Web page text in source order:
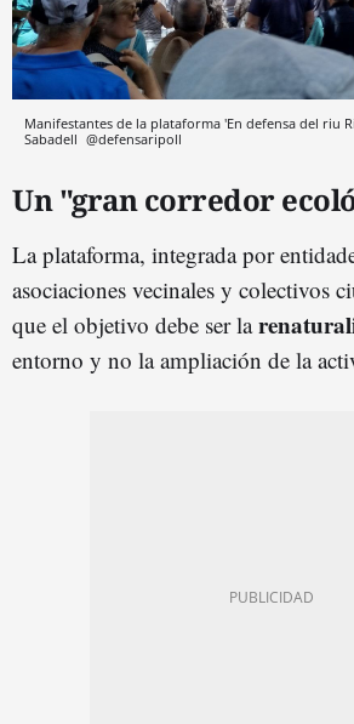
Manifestantes de la plataforma 'En defensa del riu
Sabadell @defensaripoll
Un "gran corredor
La plataforma, integrada por
asociaciones vecinales y colectivos
que el objetivo debe ser la
entorno y no la ampliación de la